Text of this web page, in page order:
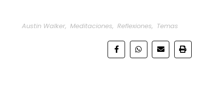
Austin Walker, Meditaciones, Reflexiones, Temas